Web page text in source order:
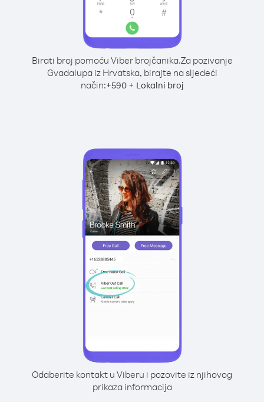
Birati broj pomoću Viber brojčanika.Za pozivanje
Gvadalupa iz Hrvatska, birajte na sljedeći
način:+590+ Lokalni broj
Odaberite kontakt u Viberu i pozovite iz njihovog
prikaza informacija